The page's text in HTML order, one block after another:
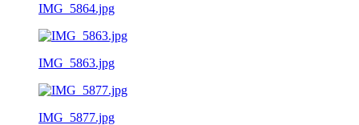
IMG_5864.jpg
IMG_5863.jpg
IMG_5877.jpg